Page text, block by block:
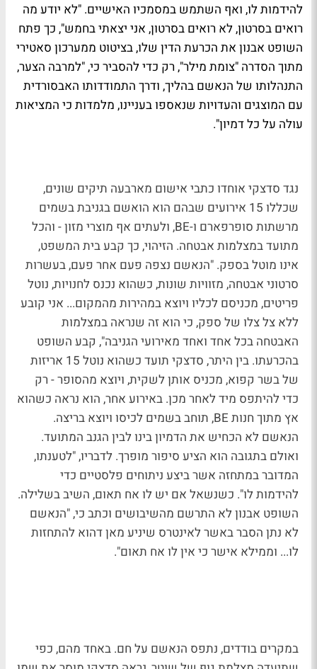
להידמות לו, ואף השתמש במסמכיו האישיים. "לא יודע מה
רואים בסרטון, לא רואים בסרטון, אני יצאתי בחמש", כך פתח
השופט אבנון את הכרעת הדין שלו, בציטוט ממערכון סאטירי
מתוך הסדרה "צומת מילר", רק כדי להסביר כי, "למרבה הצער,
התנהלותו של הנאשם בהליך, ודרך התמודדותו האבסורדית
עם המוצגים והעדויות שנאספו בעניינו, מלמדות כי המציאות
עולה על כל דמיון".
נגד סדצקי אוחדו כתבי אישום מארבעה תיקים שונים,
שכללו 15 אירועים שבהם הוא הואשם בגניבת בשמים
מרשתות סופרפארם ו-BE, ולעתים אף מוצרי מזון - והכל
מתועד במצלמות אבטחה. הזיהוי, כך קבע בית המשפט,
אינו מוטל בספק. "הנאשם נצפה פעם אחר פעם, בעשרות
סרטוני אבטחה, מזוויות שונות, כשהוא נכנס לחנויות, נוטל
פריטים, מכניסם לכליו ויוצא במהירות מהמקום... אני קובע
ללא צל צלו של ספק, כי הוא זה שנראה במצלמות
האבטחה בכל אחד ואחד מאירועי הגניבה", קבע השופט
בהכרעתו. בין היתר, סדצקי תועד כשהוא נוטל 15 אריזות
של בשר קפוא, מכניס אותן לשקית, ויוצא מהסופר - רק
כדי להיתפס מיד לאחר מכן. באירוע אחר, הוא נראה כשהוא
אץ מתוך חנות BE, תוחב בשמים לכיסו ויוצא בריצה.
הנאשם לא הכחיש את הדמיון בינו לבין הגנב המתועד.
ואולם בתגובה הוא הציע סיפור מופרך. לדבריו, "לטענתו,
המדובר במתחזה אשר ביצע ניתוחים פלסטיים כדי
להידמות לו". כשנשאל אם יש לו אח תאום, השיב בשלילה.
השופט אבנון לא התרשם מהשיבושים וכתב כי, "הנאשם
לא נתן הסבר באשר לאינטרס שיניע מאן דהוא להתחזות
לו... וממילא אישר כי אין לו אח תאום".
במקרים בודדים, נתפס הנאשם על חם. באחד מהם, כפי